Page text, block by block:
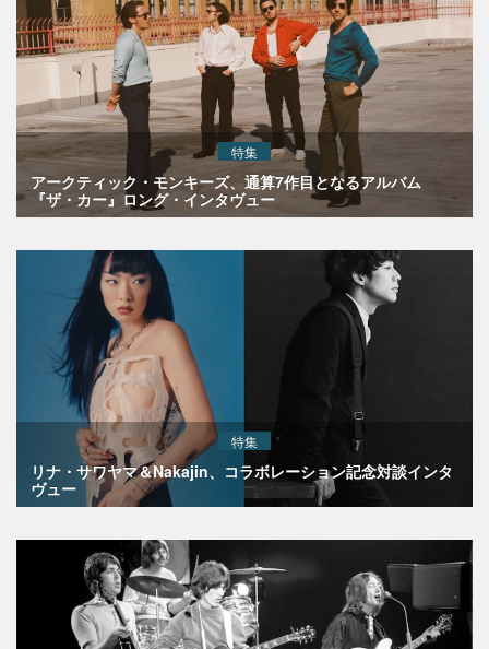
特集
アークティック・モンキーズ、通算7作目となるアルバム
『ザ・カー』ロング・インタヴュー
特集
リナ・サワヤマ＆Nakajin、コラボレーション記念対談インタ
ヴュー